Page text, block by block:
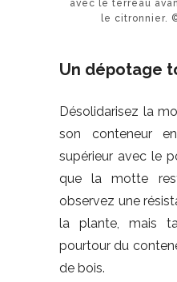
avec le terreau
le citronnier.
Un dépotage
Désolidarisez la
son conteneur
supérieur avec le
que la motte
observez une
la plante, mais
pourtour du
de bois.